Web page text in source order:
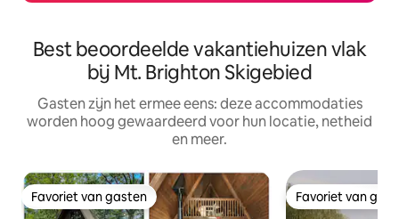
Best beoordeelde vakantiehuizen vlak
bij Mt. Brighton Skigebied
Gasten zijn het ermee eens: deze accommodaties
worden hoog gewaardeerd voor hun locatie, netheid
en meer.
Favoriet van gasten
Favoriet van gasten Favoriet van
Favoriet van